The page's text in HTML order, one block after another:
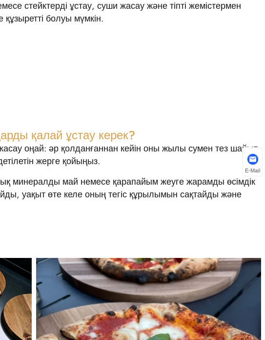
стейктерді ұстау, суши жасау және тіпті жемістермен
құзыретті болуы мүмкін.
қалай ұстау керек?
жасау оңай: әр қолданғаннан кейін оны жылы сумен тез шайып,
жерге қойыңыз.
минералды май немесе қарапайым жеуге жарамды өсімдік
уақыт өте келе оның тегіс құрылымын сақтайды және
E-Mail